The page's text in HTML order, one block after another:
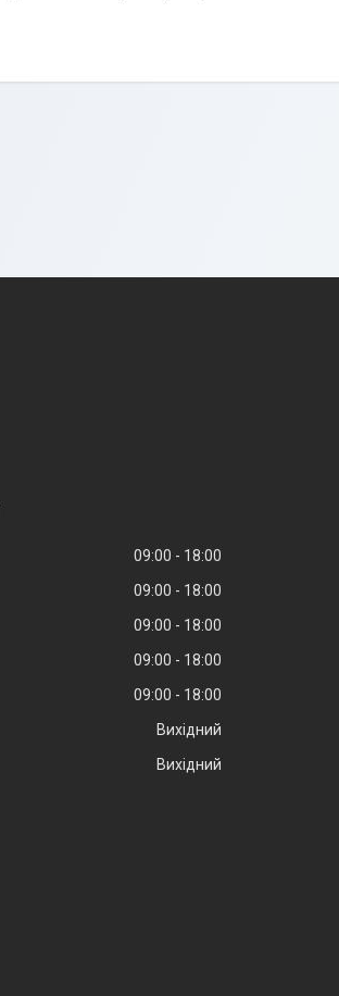
09:00
18:00
09:00
18:00
09:00
18:00
09:00
18:00
09:00
18:00
Вихідний
Вихідний